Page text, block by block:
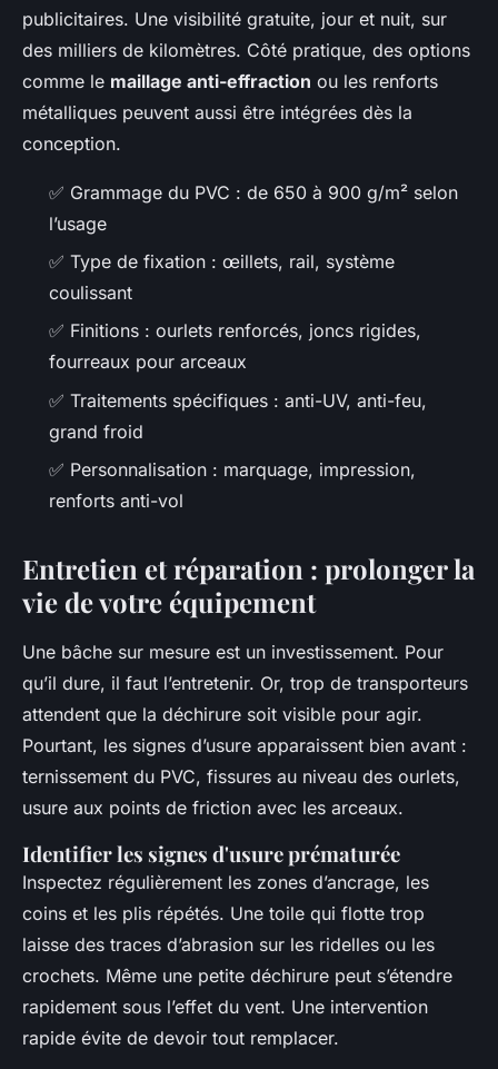
publicitaires. Une visibilité gratuite, jour et nuit, sur
des milliers de kilomètres. Côté pratique, des options
comme le maillage anti-effraction ou les renforts
métalliques peuvent aussi être intégrées dès la
conception.
✅ Grammage du PVC : de 650 à 900 g/m² selon
l’usage
✅ Type de fixation : œillets, rail, système
coulissant
✅ Finitions : ourlets renforcés, joncs rigides,
fourreaux pour arceaux
✅ Traitements spécifiques : anti-UV, anti-feu,
grand froid
✅ Personnalisation : marquage, impression,
renforts anti-vol
Entretien et réparation : prolonger la
vie de votre équipement
Une bâche sur mesure est un investissement. Pour
qu’il dure, il faut l’entretenir. Or, trop de transporteurs
attendent que la déchirure soit visible pour agir.
Pourtant, les signes d’usure apparaissent bien avant :
ternissement du PVC, fissures au niveau des ourlets,
usure aux points de friction avec les arceaux.
Identifier les signes d'usure prématurée
Inspectez régulièrement les zones d’ancrage, les
coins et les plis répétés. Une toile qui flotte trop
laisse des traces d’abrasion sur les ridelles ou les
crochets. Même une petite déchirure peut s’étendre
rapidement sous l’effet du vent. Une intervention
rapide évite de devoir tout remplacer.